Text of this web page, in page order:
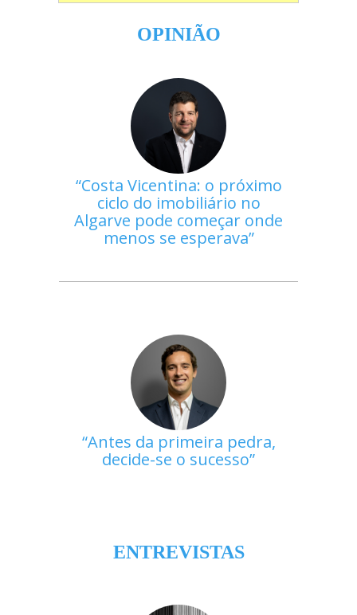
OPINIÃO
Costa Vicentina: o próximo
ciclo do imobiliário no
Algarve pode começar onde
menos se esperava
Antes da primeira pedra,
decide-se o sucesso
ENTREVISTAS